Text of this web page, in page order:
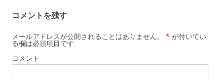
コメントを残す
メールアドレスが公開されることはありません。 * が付いてい
る欄は必須項目です
コメント